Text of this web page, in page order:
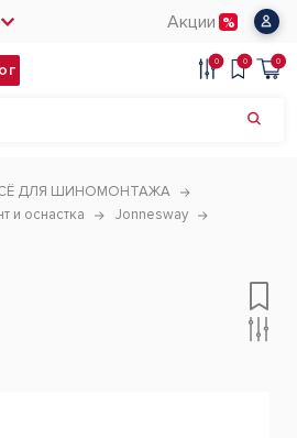
Акции
0 0 0
ДЛЯ ШИНОМОНТАЖА
и оснастка
Jonnesway